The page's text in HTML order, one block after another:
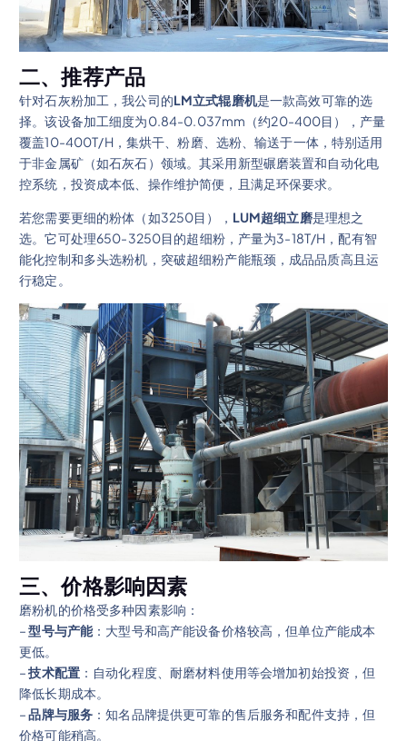
二、推荐产品
针对石灰粉加工，我公司的LM立式辊磨机是一款高效可靠的选
择。该设备加工细度为0.84-0.037mm（约20-400目），产量
覆盖10-400T/H，集烘干、粉磨、选粉、输送于一体，特别适用
于非金属矿（如石灰石）领域。其采用新型碾磨装置和自动化电
控系统，投资成本低、操作维护简便，且满足环保要求。
若您需要更细的粉体（如3250目）， LUM超细立磨是理想之
选。它可处理650-3250目的超细粉，产量为3-18T/H，配有智
能化控制和多头选粉机，突破超细粉产能瓶颈，成品品质高且运
行稳定。
三、价格影响因素
磨粉机的价格受多种因素影响：
–型号与产能：大型号和高产能设备价格较高，但单位产能成本
更低。
–技术配置：自动化程度、耐磨材料使用等会增加初始投资，但
降低长期成本。
–品牌与服务 ：知名品牌提供更可靠的售后服务和配件支持，但
价格可能稍高。